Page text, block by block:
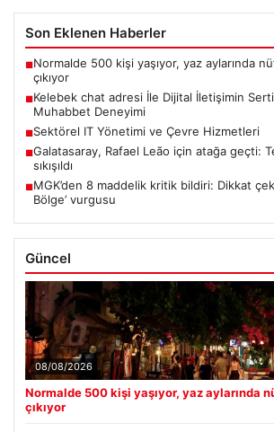
Son Eklenen Haberler
■Normalde 500 kişi yaşıyor, yaz aylarında
çıkıyor
■Kelebek chat adresi İle Dijital İletişimin
Muhabbet Deneyimi
■Sektörel IT Yönetimi ve Çevre Hizmetleri
■Galatasaray, Rafael Leão için atağa geçti:
sıkışıldı
■MGK’den 8 maddelik kritik bildiri: Dikkat
Bölge’ vurgusu
Güncel
08/08/2026
Normalde 500 kişi yaşıyor, yaz aylarında
çıkıyor